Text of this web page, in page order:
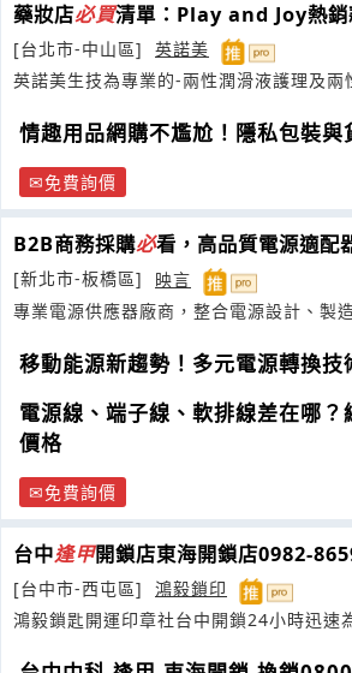
藥妝店必買清單：Play and Joy熱銷
[台北市-中山區]
英諾美
英諾美生技為專業的-兩性潤滑液護理及兩
情趣用品網購不尷尬！隱私包裝與
免費詢價
B2B商務採購必看，高品質電源適配
[新北市-板橋區]
映言
專業電源供應器廠商，整合電源設計、製
移動能源新趨勢！多元電源轉換技
電源線、端子線、軟排線差在哪？
價格
免費詢價
台中逢甲開鎖店東海開鎖店0982-
[台中市-西屯區]
鴻毅鎖印
鴻毅鎖匙開運印章社台中開鎖24小時迅速